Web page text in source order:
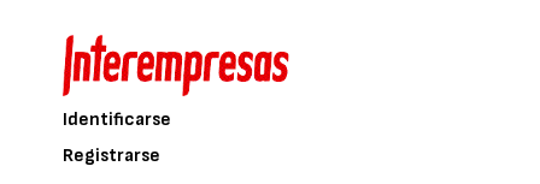
Identificarse
Registrarse